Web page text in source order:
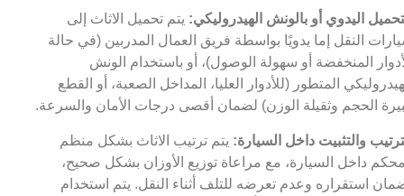
اليدوي أو بالونش الهيدروليكي: يتم تحميل الاثاث إلى
النقل إما يدويًا بواسطة فريق العمال المدربين (في حالة
المنخفضة أو سهولة الوصول)، أو باستخدام الونش
المتطور (للأدوار العليا، المداخل الصعبة، أو القطع
الحجم وثقيلة الوزن) لضمان أقصى درجات الأمان والسرعة.
والتثبيت داخل السيارة: يتم ترتيب الاثاث بشكل منظم
داخل السيارة، مع مراعاة توزيع الأوزان بشكل صحيح،
استقراره وعدم تعرضه للتلف أثناء النقل. يتم استخدام